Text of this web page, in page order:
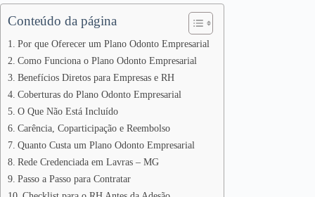
Conteúdo da página
Por que Oferecer um Plano Odonto Empresarial
Como Funciona o Plano Odonto Empresarial
Benefícios Diretos para Empresas e RH
Coberturas do Plano Odonto Empresarial
O Que Não Está Incluído
Carência, Coparticipação e Reembolso
Quanto Custa um Plano Odonto Empresarial
Rede Credenciada em Lavras – MG
Passo a Passo para Contratar